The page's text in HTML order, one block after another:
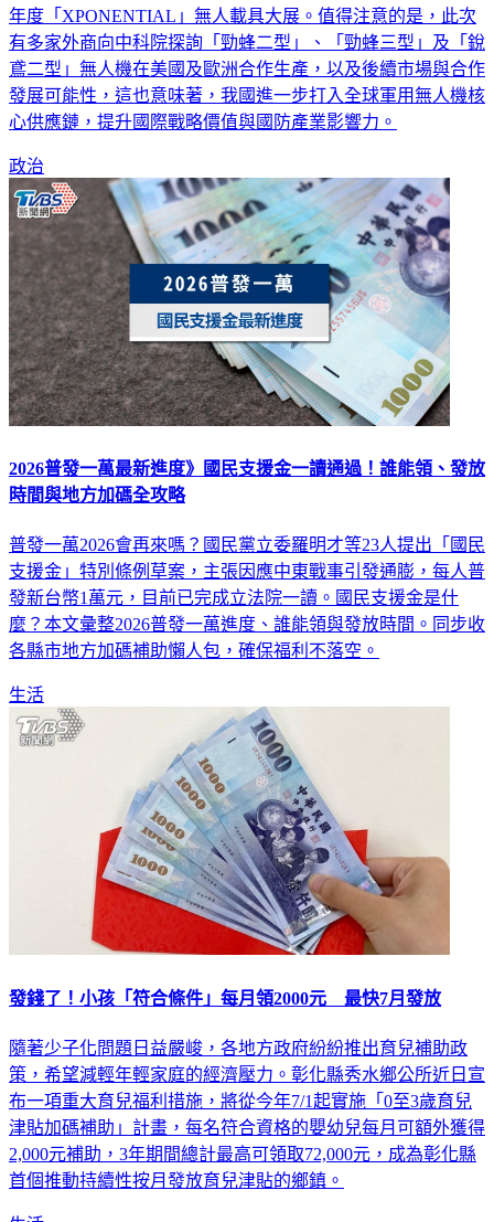
人機近來赴美國參展，由中科院長李世強率團參加今（2026）
年度「XPONENTIAL」無人載具大展。值得注意的是，此次
有多家外商向中科院探詢「勁蜂二型」、「勁蜂三型」及「銳
鳶二型」無人機在美國及歐洲合作生產，以及後續市場與合作
發展可能性，這也意味著，我國進一步打入全球軍用無人機核
政治
2026普發一萬最新進度》國民支援金一讀通過！誰能領、發放
普發一萬2026會再來嗎？國民黨立委羅明才等23人提出「國民
支援金」特別條例草案，主張因應中東戰事引發通膨，每人普
發新台幣1萬元，目前已完成立法院一讀。國民支援金是什
麼？本文彙整2026普發一萬進度、誰能領與發放時間。同步收
生活
隨著少子化問題日益嚴峻，各地方政府紛紛推出育兒補助政
策，希望減輕年輕家庭的經濟壓力。彰化縣秀水鄉公所近日宣
布一項重大育兒福利措施，將從今年7/1起實施「0至3歲育兒
津貼加碼補助」計畫，每名符合資格的嬰幼兒每月可額外獲得
2,000元補助，3年期間總計最高可領取72,000元，成為彰化縣